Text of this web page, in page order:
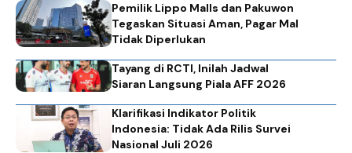
Pemilik Lippo Malls dan Pakuwon
Tegaskan Situasi Aman, Pagar Mal
Tidak Diperlukan
Tayang di RCTI, Inilah Jadwal
Siaran Langsung Piala AFF 2026
Klarifikasi Indikator Politik
Indonesia: Tidak Ada Rilis Survei
Nasional Juli 2026